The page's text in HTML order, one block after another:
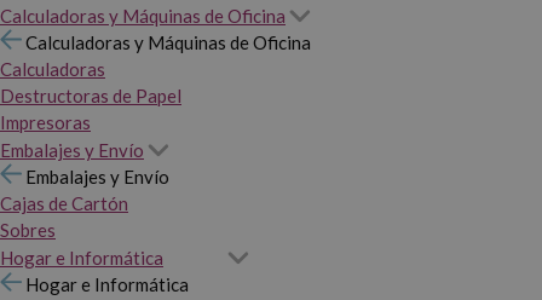
Calculadoras y Máquinas de Oficina
Calculadoras y Máquinas de Oficina
Calculadoras
Destructoras de Papel
Impresoras
Embalajes y Envío
Embalajes y Envío
Cajas de Cartón
Sobres
Hogar e Informática
Hogar e Informática